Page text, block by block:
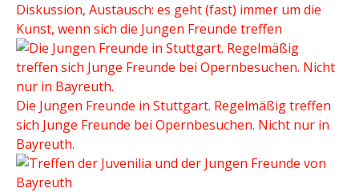
Diskussion, Austausch: es geht (fast) immer um die
Kunst, wenn sich die Jungen Freunde treffen
Die Jungen Freunde in Stuttgart. Regelmäßig treffen
sich Junge Freunde bei Opernbesuchen. Nicht nur in
Bayreuth.